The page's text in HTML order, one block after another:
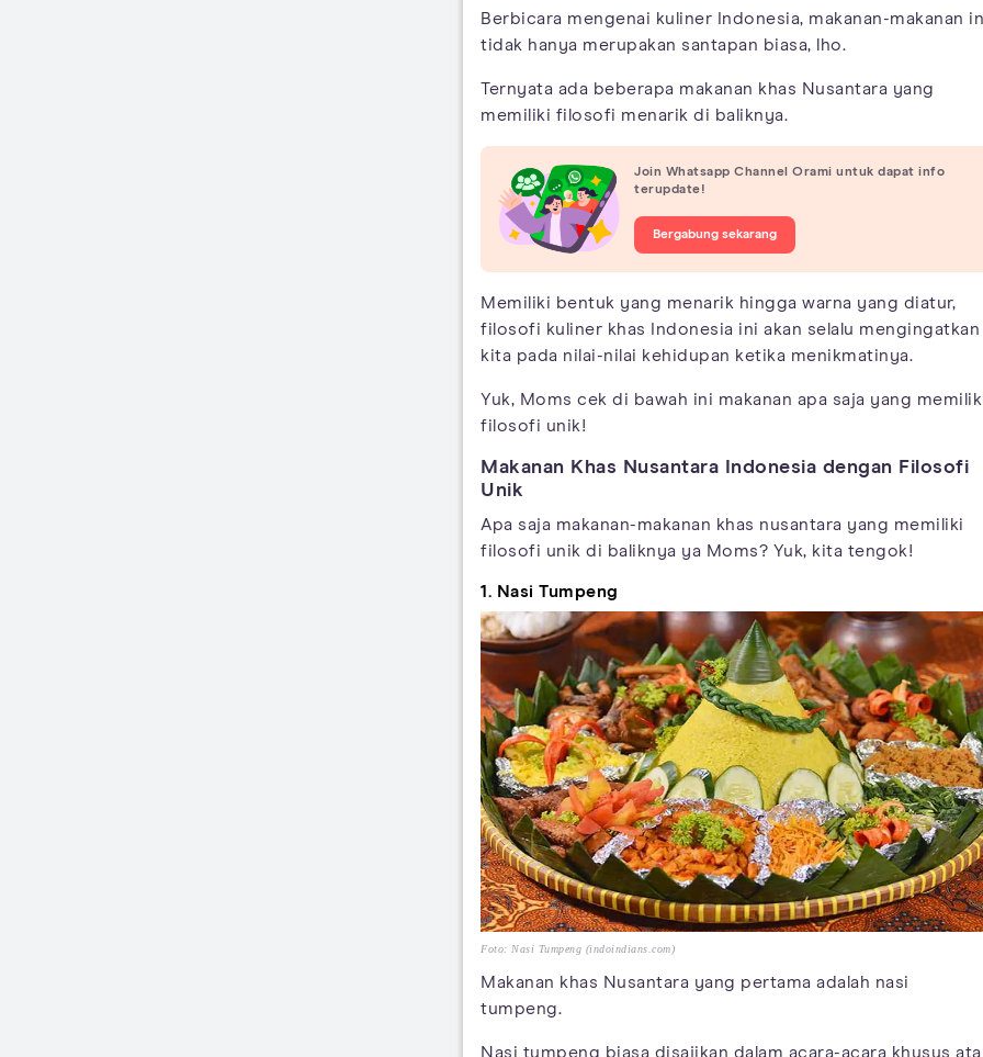
Berbicara mengenai kuliner Indonesia, makanan-makanan
tidak hanya merupakan santapan biasa, lho.
Ternyata ada beberapa makanan khas Nusantara yang
memiliki filosofi menarik di baliknya.
Join Whatsapp Channel Orami untuk dapat info
terupdate!
Bergabung sekarang
Memiliki bentuk yang menarik hingga warna yang diatur,
filosofi kuliner khas Indonesia ini akan selalu mengingatkan
kita pada nilai-nilai kehidupan ketika menikmatinya.
Yuk, Moms cek di bawah ini makanan apa saja yang
filosofi unik!
Makanan Khas Nusantara Indonesia dengan Filosofi
Unik
Apa saja makanan-makanan khas nusantara yang memiliki
filosofi unik di baliknya ya Moms? Yuk, kita tengok!
1. Nasi Tumpeng
Foto: Nasi Tumpeng (indoindians.com)
Makanan khas Nusantara yang pertama adalah nasi
tumpeng.
Nasi tumpeng biasa disajikan dalam acara-acara khusus